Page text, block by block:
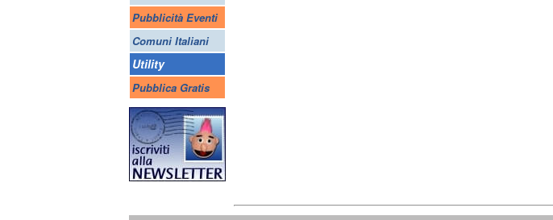
Pubblicità Eventi
Comuni Italiani
Utility
Pubblica Gratis